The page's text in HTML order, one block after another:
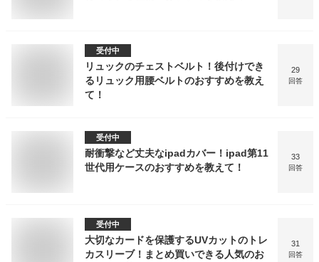
受付中
リュックのチェストベルト！後付けでき
るリュック用腰ベルトのおすすめを教え
て！
29
回答
受付中
耐衝撃など丈夫なipadカバー！ipad第11
世代用ケースのおすすめを教えて！
33
回答
受付中
大切なカードを保護するUVカットのトレ
カスリーブ！まとめ買いできる人気のお
31
回答